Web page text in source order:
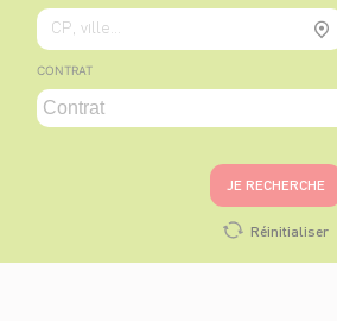
CP, ville...
CONTRAT
JE RECHERCHE
Réinitialiser